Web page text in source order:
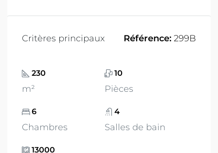
Critères principaux Référence: 299B
230
m²
10
Pièces
6
Chambres
4
Salles de bain
13000